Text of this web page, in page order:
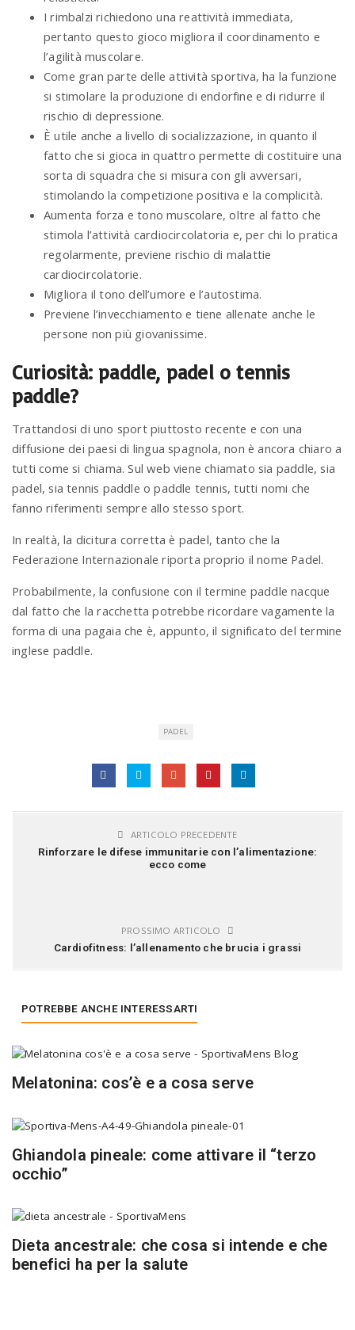
I rimbalzi richiedono una reattività immediata,
pertanto questo gioco migliora il coordinamento e
l’agilità muscolare.
Come gran parte delle attività sportiva, ha la funzione
si stimolare la produzione di endorfine e di ridurre il
rischio di depressione.
È utile anche a livello di socializzazione, in quanto il
fatto che si gioca in quattro permette di costituire una
sorta di squadra che si misura con gli avversari,
stimolando la competizione positiva e la complicità.
Aumenta forza e tono muscolare, oltre al fatto che
stimola l’attività cardiocircolatoria e, per chi lo pratica
regolarmente, previene rischio di malattie
cardiocircolatorie.
Migliora il tono dell’umore e l’autostima.
Previene l’invecchiamento e tiene allenate anche le
persone non più giovanissime.
Curiosità: paddle, padel o tennis
paddle?
Trattandosi di uno sport piuttosto recente e con una
diffusione dei paesi di lingua spagnola, non è ancora chiaro a
tutti come si chiama. Sul web viene chiamato sia paddle, sia
padel, sia tennis paddle o paddle tennis, tutti nomi che
fanno riferimenti sempre allo stesso sport.
In realtà, la dicitura corretta è padel, tanto che la
Federazione Internazionale riporta proprio il nome Padel.
Probabilmente, la confusione con il termine paddle nacque
dal fatto che la racchetta potrebbe ricordare vagamente la
forma di una pagaia che è, appunto, il significato del termine
inglese paddle.
PADEL
ARTICOLO PRECEDENTE
Rinforzare le difese immunitarie con l’alimentazione:
ecco come
PROSSIMO ARTICOLO
Cardiofitness: l’allenamento che brucia i grassi
POTREBBE ANCHE INTERESSARTI
Melatonina: cos’è e a cosa serve
Ghiandola pineale: come attivare il “terzo
occhio”
Dieta ancestrale: che cosa si intende e che
benefici ha per la salute